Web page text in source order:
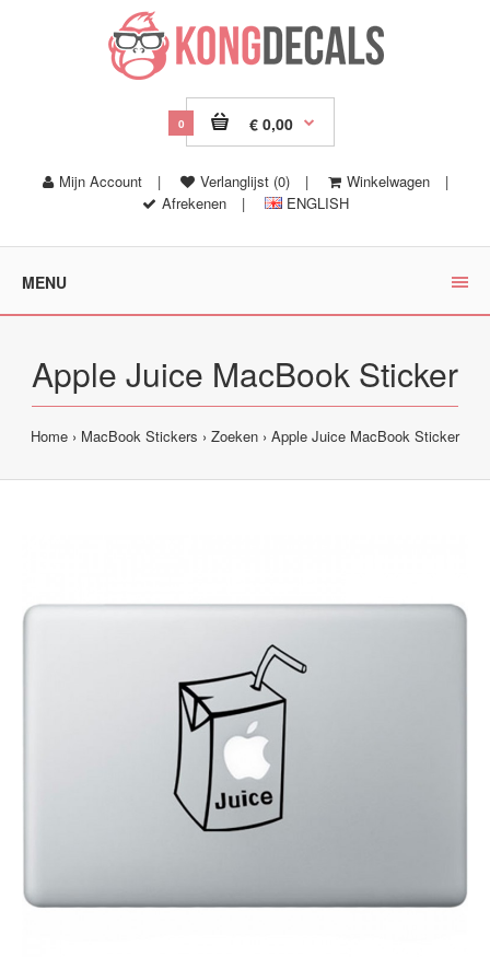
0 € 0,00
Mijn Account | Verlanglijst (0) | Winkelwagen
|
Afrekenen
| ENGLISH
MENU
Apple Juice MacBook Sticker
Home MacBook Stickers Zoeken Apple Juice MacBook Sticker